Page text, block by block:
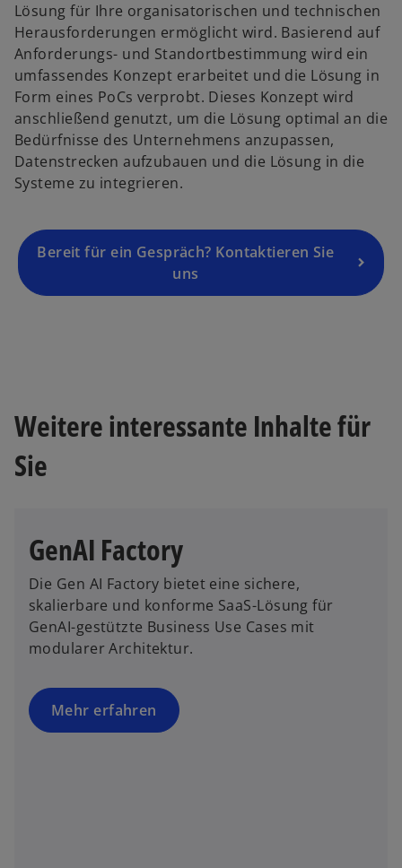
Lösung für Ihre organisatorischen und technischen
Herausforderungen ermöglicht wird. Basierend auf
Anforderungs- und Standortbestimmung wird ein
umfassendes Konzept erarbeitet und die Lösung in
Form eines PoCs verprobt. Dieses Konzept wird
anschließend genutzt, um die Lösung optimal an die
Bedürfnisse des Unternehmens anzupassen,
Datenstrecken aufzubauen und die Lösung in die
Systeme zu integrieren.
Bereit für ein Gespräch? Kontaktieren Sie
uns
i
n
r
e
e
t
Weitere interessante Inhalte für
Sie
GenAI Factory
Die Gen AI Factory bietet eine sichere,
skalierbare und konforme SaaS-Lösung für
GenAI-gestützte Business Use Cases mit
modularer Architektur.
Mehr erfahren
r
n
e
u
e
n
e
g
is